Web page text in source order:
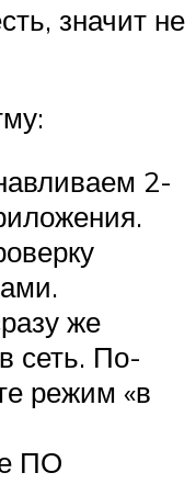
значит не
2-
же
сеть. По-
режим «в
ПО